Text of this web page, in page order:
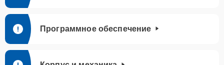
Программное обеспечение